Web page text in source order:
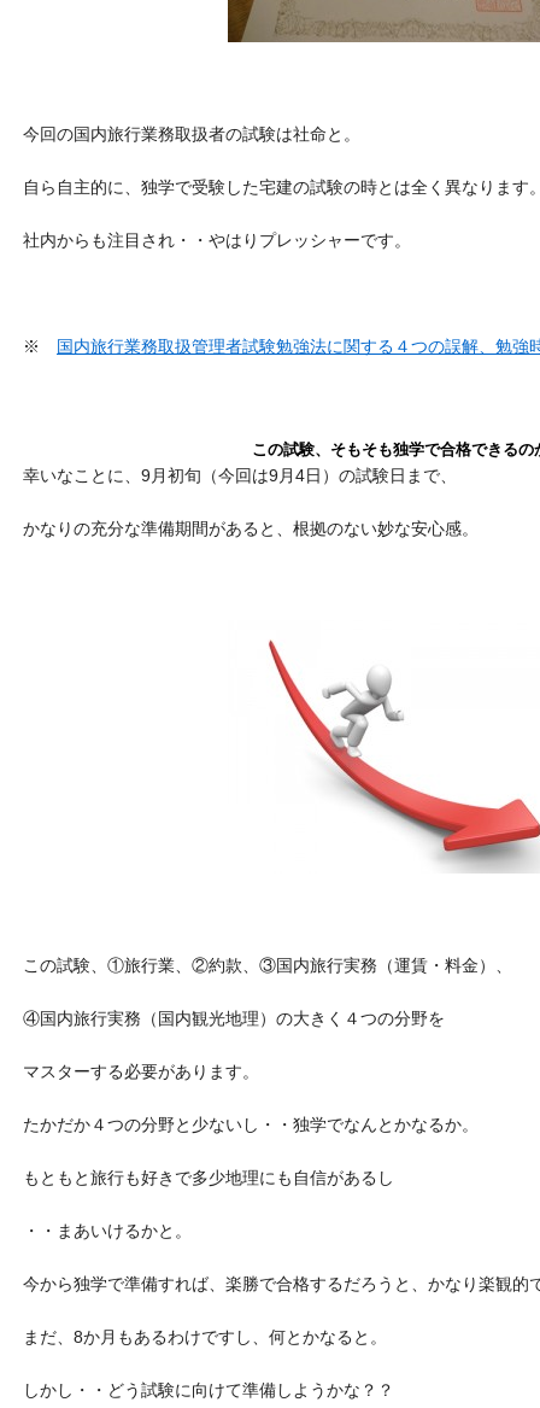
今回の国内旅行業務取扱者の試験は社命と。
自ら自主的に、独学で受験した宅建の試験の時とは全く異なります
社内からも注目され・・やはりプレッシャーです。
※ 国内旅行業務取扱管理者試験勉強法に関する４つの誤解、勉強
この試験、そもそも独学で合格できるの
幸いなことに、9月初旬（今回は9月4日）の試験日まで、
かなりの充分な準備期間があると、根拠のない妙な安心感。
この試験、①旅行業、②約款、③国内旅行実務（運賃・料金）、
④国内旅行実務（国内観光地理）の大きく４つの分野を
マスターする必要があります。
たかだか４つの分野と少ないし・・独学でなんとかなるか。
もともと旅行も好きで多少地理にも自信があるし
・・まあいけるかと。
今から独学で準備すれば、楽勝で合格するだろうと、かなり楽観的
まだ、8か月もあるわけですし、何とかなると。
しかし・・どう試験に向けて準備しようかな？？